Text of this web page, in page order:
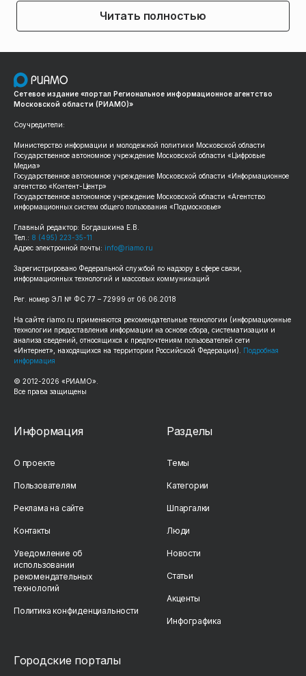
Читать полностью
Сетевое издание «портал Региональное информационное агентство
Московской области (РИАМО)»
Соучредители:
Министерство информации и молодежной политики Московской области
Государственное автономное учреждение Московской области «Цифровые
Медиа»
Государственное автономное учреждение Московской области «Информационное
агентство «Контент-Центр»
Государственное автономное учреждение Московской области «Агентство
информационных систем общего пользования «Подмосковье»
Главный редактор: Богдашкина Е.В.
Тел.: 8 (495) 223-35-11
Адрес электронной почты: info@riamo.ru
Зарегистрировано Федеральной службой по надзору в сфере связи,
информационных технологий и массовых коммуникаций
Рег. номер ЭЛ № ФС 77 – 72999 от 06.06.2018
На сайте riamo.ru применяются рекомендательные технологии (информационные
технологии предоставления информации на основе сбора, систематизации и
анализа сведений, относящихся к предпочтениям пользователей сети
«Интернет», находящихся на территории Российской Федерации). Подробная
информация
© 2012-2026 «РИАМО».
Все права защищены
Информация
О проекте
Пользователям
Реклама на сайте
Контакты
Уведомление об
использовании
рекомендательных
технологий
Политика конфиденциальности
Разделы
Темы
Категории
Шпаргалки
Люди
Новости
Статьи
Акценты
Инфографика
Городские порталы